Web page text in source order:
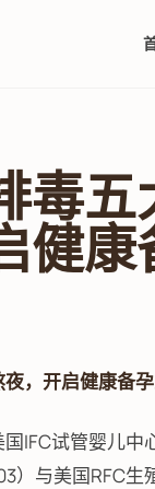
毒五
康
，开启健康备孕
IFC试管婴儿中
与美国RFC生